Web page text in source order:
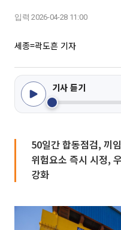
입력 2026-04-28 11:00
세종=곽도흔 기자
기사 듣기
50일간 합동점검, 끼
위험요소 즉시 시정,
강화